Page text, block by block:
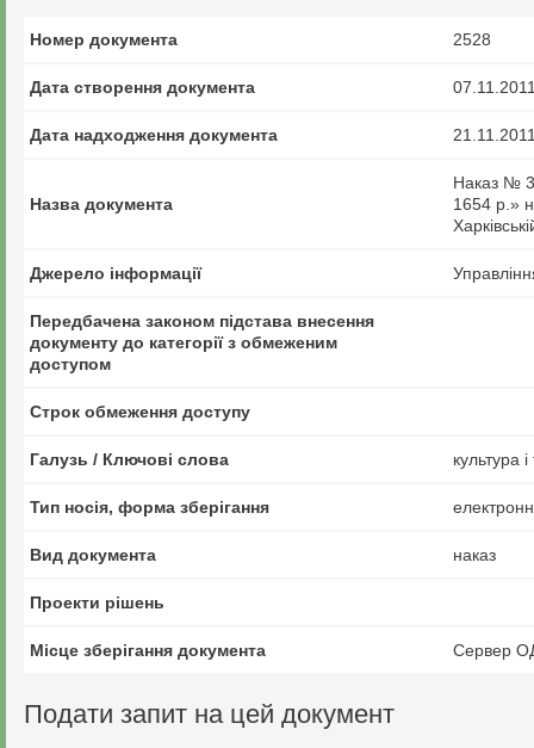
Номер документа 2528
Дата створення документа
Дата надходження документа
Назва документа
Наказ №
1654 р.»
Джерело інформації
Передбачена законом підстава внесення
документу до категорії з обмеженим
доступом
Строк обмеження доступу
Галузь / Ключові слова культура
Тип носія, форма зберігання
Вид документа наказ
Проекти рішень
Місце зберігання документа Сервер
Подати запит на цей документ